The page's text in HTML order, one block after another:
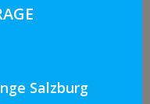
Salzburg